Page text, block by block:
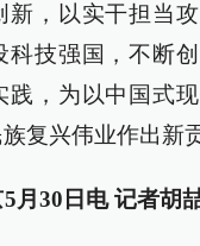
，以实干担当
科技强国，不断
践，为以中国式
复兴伟业作出新
5月30日电 记者胡